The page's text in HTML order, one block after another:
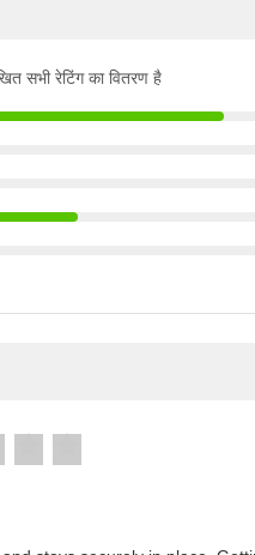
सभी रेटिंग का वितरण है